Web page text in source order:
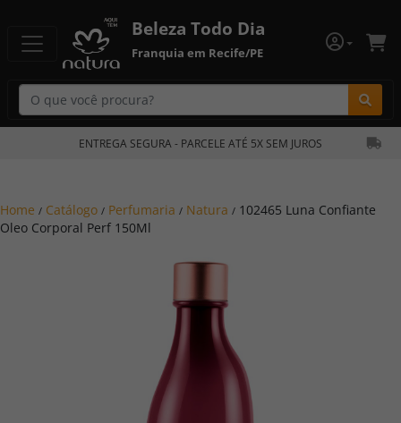
Beleza Todo Dia
Franquia em Recife/PE
ENTREGA SEGURA - PARCELE ATÉ 5X SEM JUROS
Home / Catálogo / Perfumaria / Natura / 102465 Luna Confiante
Oleo Corporal Perf 150Ml